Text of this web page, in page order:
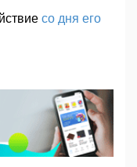
со дня его